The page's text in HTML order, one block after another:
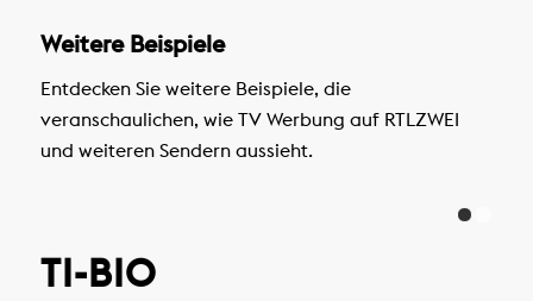
Weitere Beispiele
Entdecken Sie weitere Beispiele, die
veranschaulichen, wie TV Werbung auf RTLZWEI
und weiteren Sendern aussieht.
TI-BIO